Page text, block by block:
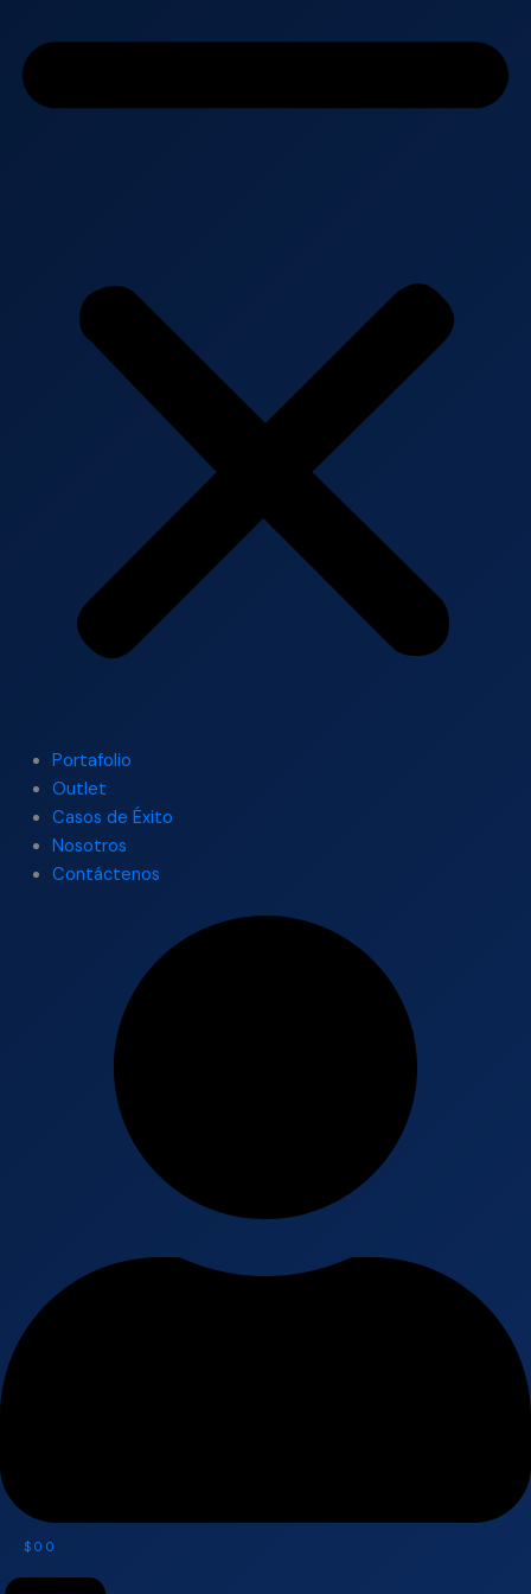
Portafolio
Outlet
Casos de Éxito
Nosotros
Contáctenos
$ 0 0